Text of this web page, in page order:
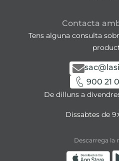
Contacta
Tens alguna consulta
900 21
De dilluns a
Dissabtes de
Descarrega la